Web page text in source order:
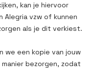
kan je hiervoor
Alegria vzw of kunnen
als je dit verkiest.
we een kopie van jouw
bezorgen, zodat